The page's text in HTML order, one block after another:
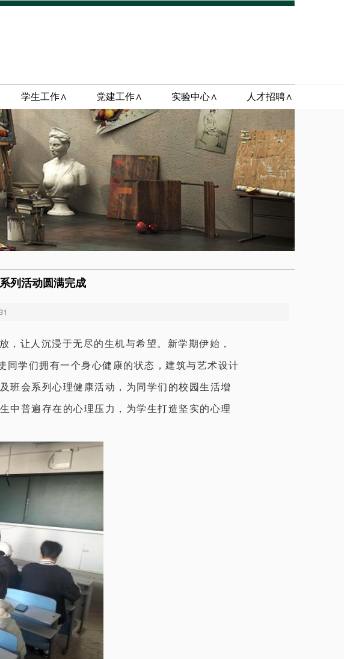
学生工作∧ 党建工作∧ 实验中心∧ 人才招聘∧
列活动圆满完成
让人沉浸于无尽的生机与希望。新学期伊始，
学们拥有一个身心健康的状态，建筑与艺术设计
会系列心理健康活动，为同学们的校园生活增
中普遍存在的心理压力，为学生打造坚实的心理